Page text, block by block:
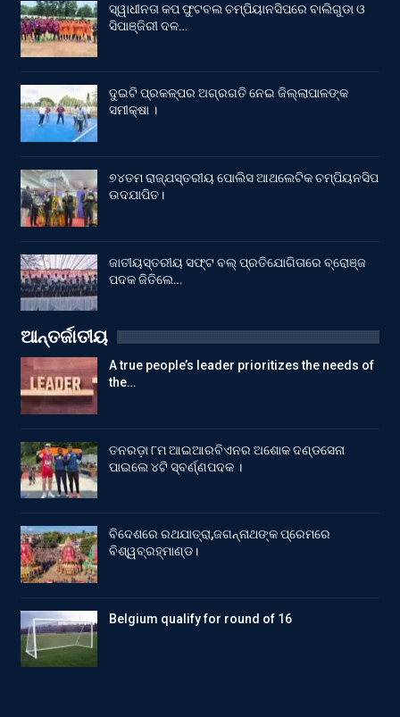
ସ୍ୱାଧୀନତା କପ ଫୁଟବଲ ଚମ୍ପିୟାନସିପରେ ବାଲିଗୁଡା ଓ
ସିପାଞ୍ଜିରୀ ଦଳ…
ଦୁଇଟି ପ୍ରକଳ୍ପର ଅଗ୍ରଗତି ନେଇ ଜିଲ୍ଲାପାଳଙ୍କ
ସମୀକ୍ଷା ।
୭୪ତମ ରାଜ୍ଯସ୍ତରୀୟ ପୋଲିସ ଆଥଲେଟିକ ଚମ୍ପିୟନସିପ
ଉଦଯାପିତ।
ଜାତୀୟସ୍ତରୀୟ ସଫ୍ଟ ବଲ୍ ପ୍ରତିଯୋଗିତାରେ ବ୍ରୋଞ୍ଜ
ପଦକ ଜିତିଲେ…
ଆନ୍ତର୍ଜାତୀୟ
A true people’s leader prioritizes the needs of
the…
ତନରଡ଼ା ୮ମ ଆଇଆରବିଏନର ଅଶୋକ ଦଣ୍ଡସେନା
ପାଇଲେ ୪ଟି ସ୍ବର୍ଣ୍ଣପଦକ ।
ବିଦେଶରେ ରଥଯାତ୍ରା,ଜଗନ୍ନାଥଙ୍କ ପ୍ରେମରେ
ବିଶ୍ୱବ୍ରହ୍ମାଣ୍ଡ।
Belgium qualify for round of 16